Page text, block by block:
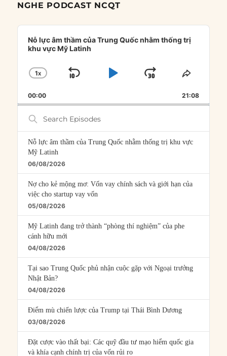
NGHE PODCAST NCQT
Audio
Player
Nỗ lực âm thầm của Trung Quốc nhằm thống trị
khu vực Mỹ Latinh
CHANGE
RATE
1X
SKIP
PLAYJUMP
FORWARD
SHARE
00:00 21:08
Search
Episodes
Nỗ lực âm thầm của Trung Quốc nhằm thống trị khu vực
Mỹ Latinh
06/08/2026
Nợ cho kẻ mộng mơ: Vốn vay chính sách và giới hạn của
việc cho startup vay vốn
05/08/2026
Mỹ Latinh đang trở thành “phòng thí nghiệm” của phe
cánh hữu mới
04/08/2026
Tại sao Trung Quốc phủ nhận cuộc gặp với Ngoại trưởng
Nhật Bản?
04/08/2026
Điểm mù chiến lược của Trump tại Thái Bình Dương
03/08/2026
Đặt cược vào thất bại: Các quỹ đầu tư mạo hiểm quốc gia
và khía cạnh chính trị của vốn rủi ro